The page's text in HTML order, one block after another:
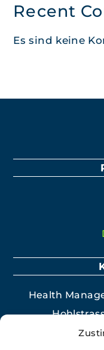
Recent
Es sind keine
Health